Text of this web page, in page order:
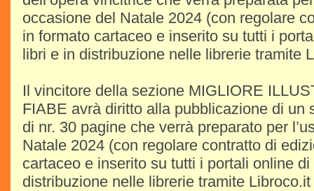
occasione del Natale 2024 (con regolare
in formato cartaceo e inserito su tutti i
libri e in distribuzione nelle librerie tramite
Il vincitore della sezione MIGLIORE
FIABE avrà diritto alla pubblicazione di un
di nr. 30 pagine che verrà preparato per
Natale 2024 (con regolare contratto di
cartaceo e inserito su tutti i portali online
distribuzione nelle librerie tramite Libroco.it